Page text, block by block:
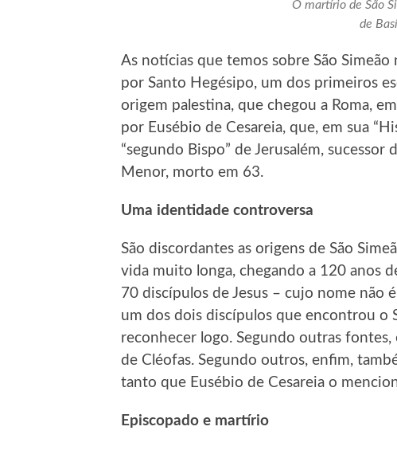
O martírio de São
de
As notícias que temos sobre São
por Santo Hegésipo, um dos primeiros
origem palestina, que chegou a Roma,
por Eusébio de Cesareia, que, em sua
“segundo Bispo” de Jerusalém, sucessor
Menor, morto em 63.
Uma identidade controversa
São discordantes as origens de São
vida muito longa, chegando a 120 anos
70 discípulos de Jesus – cujo nome não
um dos dois discípulos que encontrou o
reconhecer logo. Segundo outras
de Cléofas. Segundo outros, enfim,
tanto que Eusébio de Cesareia o
Episcopado e martírio